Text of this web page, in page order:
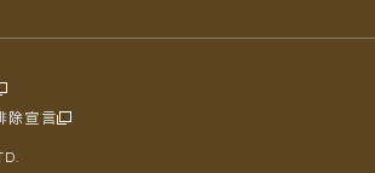
除宣言